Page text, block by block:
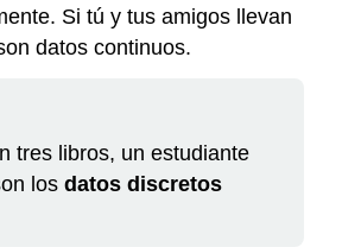
Si tú y tus amigos llevan
datos continuos.
tres libros, un estudiante
los datos discretos